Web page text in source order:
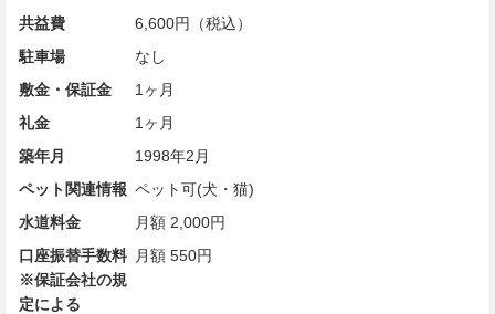
共益費
6,600円（税込）
駐車場
なし
敷金・保証金
1ヶ月
礼金
1ヶ月
築年月
1998年2月
ペット関連情報 ペット可(犬・猫)
水道料金
月額 2,000円
口座振替手数料
※保証会社の規
定による
月額 550円